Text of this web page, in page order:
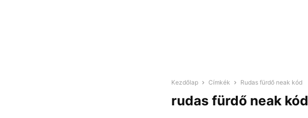
Kezdőlap Címkék Rudas fürdő neak kód
rudas fürdő neak kód